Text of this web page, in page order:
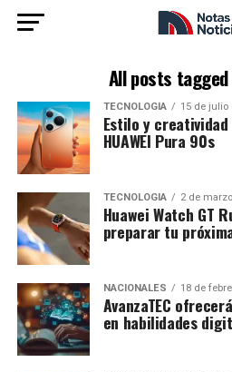
All posts
TECNOLOGÍA 15 de julio
Estilo y
HUAWEI Pura 90s
TECNOLOGÍA 2 de
Huawei Watch GT
preparar tu
NACIONALES 18 de
AvanzaTEC
en habilidades